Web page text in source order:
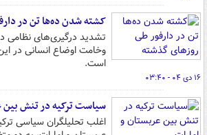
کشته شدن ده‌ها تن در
تشدید درگیری‌های نظامی
وخامت اوضاع انسانی در
است.
۱۶ دی ۰۴ - ۰۳:۴۰
سیاست ترکیه در تنش بین
اغلب تحلیلگران سیاسی